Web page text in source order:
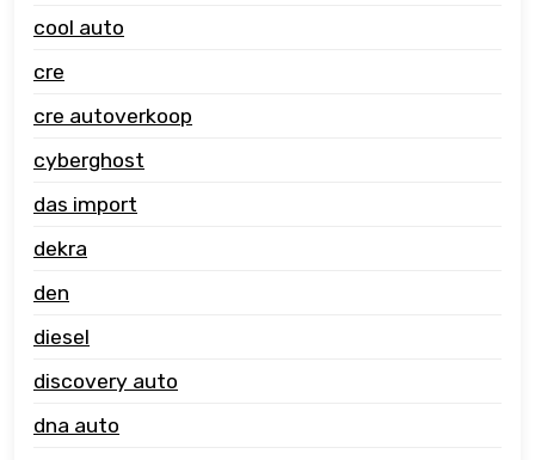
cool auto
cre
cre autoverkoop
cyberghost
das import
dekra
den
diesel
discovery auto
dna auto